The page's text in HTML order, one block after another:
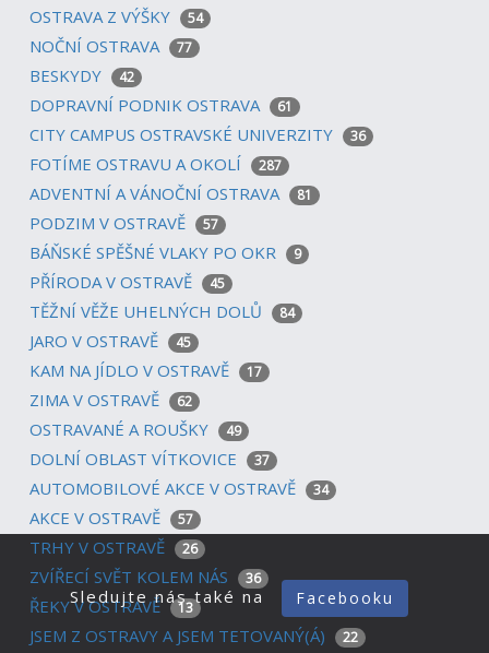
OSTRAVA Z VÝŠKY 54
NOČNÍ OSTRAVA 77
BESKYDY 42
DOPRAVNÍ PODNIK OSTRAVA 61
CITY CAMPUS OSTRAVSKÉ UNIVERZITY 36
FOTÍME OSTRAVU A OKOLÍ 287
ADVENTNÍ A VÁNOČNÍ OSTRAVA 81
PODZIM V OSTRAVĚ 57
BÁŇSKÉ SPĚŠNÉ VLAKY PO OKR 9
PŘÍRODA V OSTRAVĚ 45
TĚŽNÍ VĚŽE UHELNÝCH DOLŮ 84
JARO V OSTRAVĚ 45
KAM NA JÍDLO V OSTRAVĚ 17
ZIMA V OSTRAVĚ 62
OSTRAVANÉ A ROUŠKY 49
DOLNÍ OBLAST VÍTKOVICE 37
AUTOMOBILOVÉ AKCE V OSTRAVĚ 34
AKCE V OSTRAVĚ 57
TRHY V OSTRAVĚ 26
ZVÍŘECÍ SVĚT KOLEM NÁS 36
ŘEKY V OSTRAVĚ 13
JSEM Z OSTRAVY A JSEM TETOVANÝ(Á) 22
Sledujte nás také na Facebooku